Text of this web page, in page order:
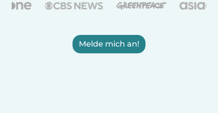
Melde mich an!